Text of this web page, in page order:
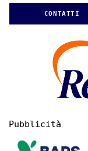
CONTATTI
Pubblicità